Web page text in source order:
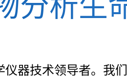
器技术领导者。我